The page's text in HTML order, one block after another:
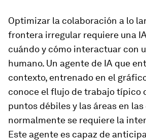
Optimizar la colaboración a lo
frontera irregular requiere una
cuándo y cómo interactuar con
humano. Un agente de IA que
contexto, entrenado en el
conoce el flujo de trabajo típico
puntos débiles y las áreas en las
normalmente se requiere la
Este agente es capaz de